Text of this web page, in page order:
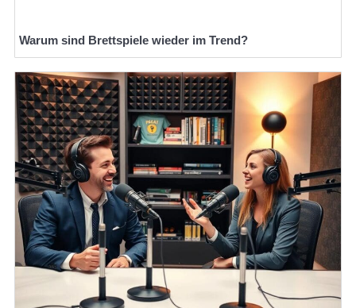
Warum sind Brettspiele wieder im Trend?